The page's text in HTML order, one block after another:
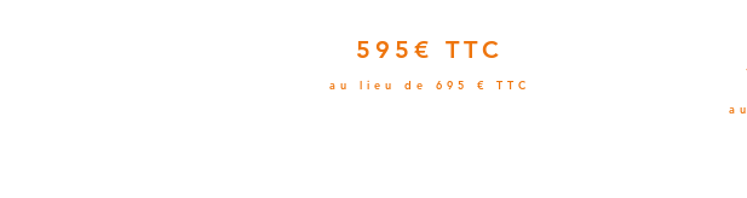
595€ TTC
au lieu de 695 € TTC